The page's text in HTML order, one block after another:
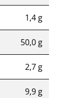
1,4 g
50,0 g
2,7 g
9,9 g